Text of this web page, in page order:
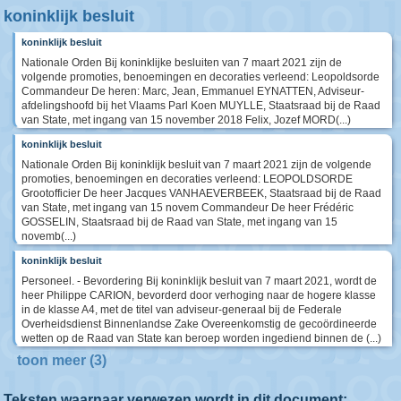
koninklijk besluit
koninklijk besluit
Nationale Orden Bij koninklijke besluiten van 7 maart 2021 zijn de
volgende promoties, benoemingen en decoraties verleend: Leopoldsorde
Commandeur De heren: Marc, Jean, Emmanuel EYNATTEN, Adviseur-
afdelingshoofd bij het Vlaams Parl Koen MUYLLE, Staatsraad bij de Raad
van State, met ingang van 15 november 2018 Felix, Jozef MORD(...)
koninklijk besluit
Nationale Orden Bij koninklijk besluit van 7 maart 2021 zijn de volgende
promoties, benoemingen en decoraties verleend: LEOPOLDSORDE
Grootofficier De heer Jacques VANHAEVERBEEK, Staatsraad bij de Raad
van State, met ingang van 15 novem Commandeur De heer Frédéric
GOSSELIN, Staatsraad bij de Raad van State, met ingang van 15
novemb(...)
koninklijk besluit
Personeel. - Bevordering Bij koninklijk besluit van 7 maart 2021, wordt de
heer Philippe CARION, bevorderd door verhoging naar de hogere klasse
in de klasse A4, met de titel van adviseur-generaal bij de Federale
Overheidsdienst Binnenlandse Zake Overeenkomstig de gecoördineerde
wetten op de Raad van State kan beroep worden ingediend binnen de (...)
toon meer (3)